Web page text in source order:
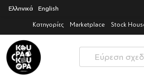
Ελληνικά English
Κατηγορίες Marketplace Stock